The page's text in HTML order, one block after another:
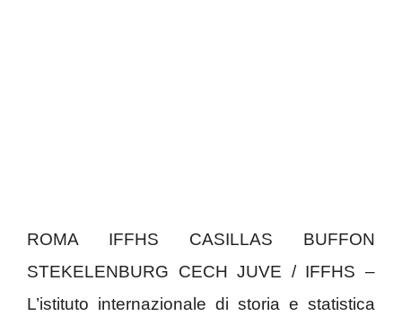
ROMA IFFHS CASILLAS BUFFON
STEKELENBURG CECH JUVE / IFFHS –
L’istituto internazionale di storia e statistica